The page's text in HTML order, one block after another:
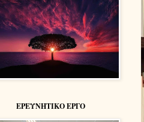
ΕΡΕΥΝΗΤΙΚΟ ΕΡΓΟ